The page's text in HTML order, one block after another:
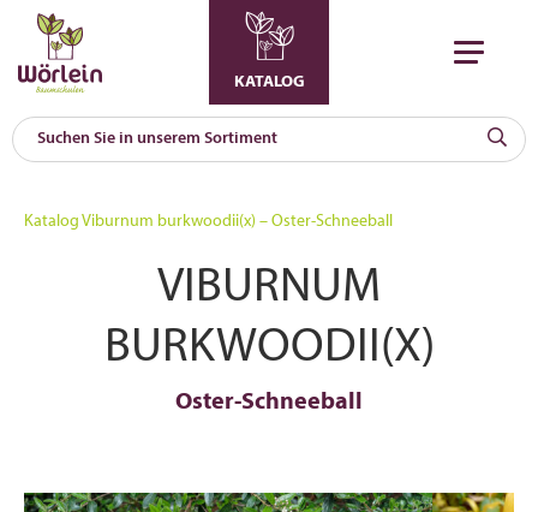
KATALOG
Katalog Viburnum burkwoodii(x) – Oster-Schneeball
VIBURNUM
BURKWOODII(X)
Oster-Schneeball